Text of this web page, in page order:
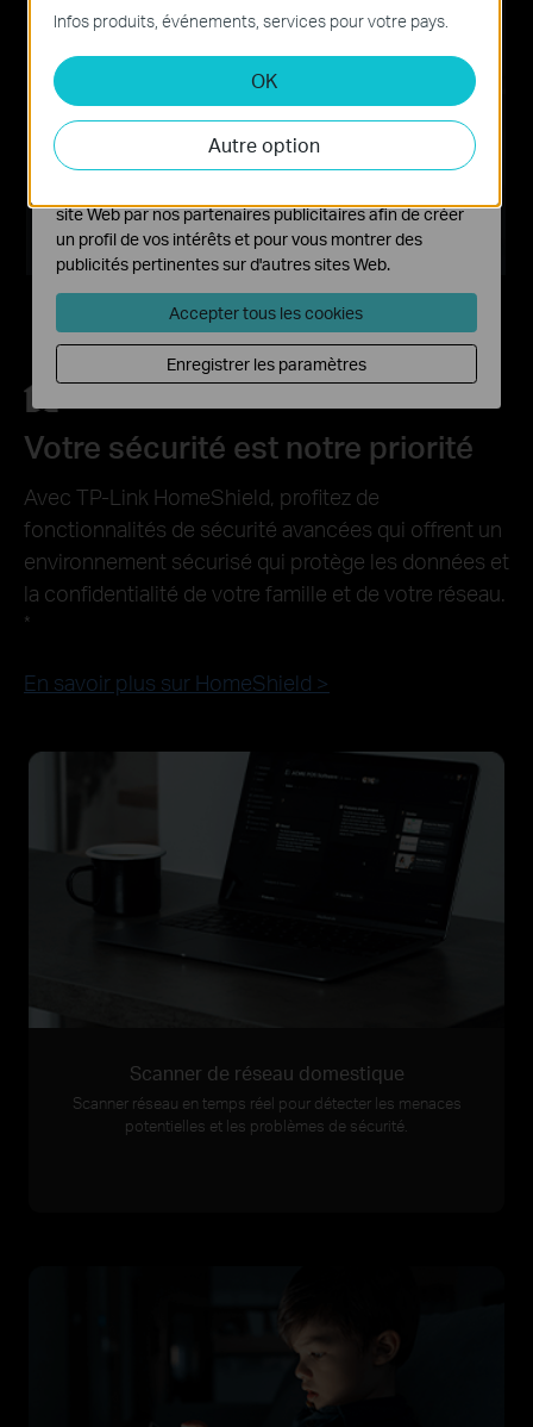
Votre sécurité est notre priorité
Avec TP-Link HomeShield, profitez de
fonctionnalités de sécurité avancées qui offrent un
environnement sécurisé qui protège les données et
la confidentialité de votre famille et de votre réseau.
*
En savoir plus sur HomeShield >
Scanner de réseau domestique
Scanner réseau en temps réel pour détecter les menaces
potentielles et les problèmes de sécurité.
Infos produits, événements, services pour votre pays.
OK
Autre option
site Web et ne peuvent pas être désactivés dans vos
systèmes.
Cookies d'analyse et marketing
Les cookies d'analyse nous permettent d'analyser vos
activités sur notre site Web pour améliorer et ajuster les
fonctionnalités de notre site Web.
site Web par nos partenaires publicitaires afin de créer
un profil de vos intérêts et pour vous montrer des
publicités pertinentes sur d'autres sites Web.
Accepter tous les cookies
Enregistrer les paramètres